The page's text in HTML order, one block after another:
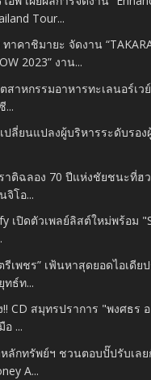
Tour...
าคาชิมายะ จัดงาน
2023” งาน...
สาหกรรมอาหารทะเลนอร์เว
...
ปลี่ยนแปลงผู้บริหารระดับรอง
าติฉลอง 70 ปีแห่งชัยชนะที่ฮ
จิโอ...
เปิดตัวเพลย์ลิสต์ใหม่พร้อม
รีเพชร” เฟ้นหาสุดยอดไอเดีย
ทธ์ท...
!! CD สมุทรปราการ "พงศธร
อ ...
ลักทรัพย์ฯ ชวนตอบปั๊ปรับเลย
A...